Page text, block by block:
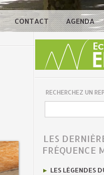
CONTACT AGENDA
RECHERCHEZ UN
LES
FRÉQUENCE
LES LÉGENDES